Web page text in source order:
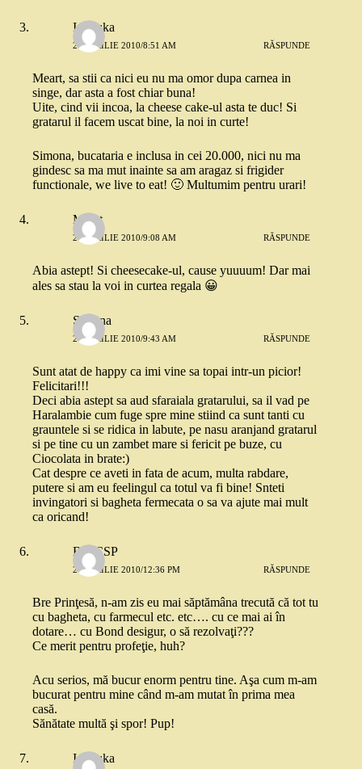
Ionouka
20 APRILIE 2010/8:51 AM RĂSPUNDE
Meart, sa stii ca nici eu nu ma omor dupa carnea in
singe, dar asta a fost chiar buna!
Uite, cind vii incoa, la cheese cake-ul asta te duc! Si
gratarul il facem uscat bine, la noi in curte!
Simona, bucataria e inclusa in cei 20.000, nici nu ma
gindesc sa ma mut inainte sa am aragaz si frigider
functionale, we live to eat! 🙂 Multumim pentru urari!
Merat
20 APRILIE 2010/9:08 AM RĂSPUNDE
Abia astept! Si cheesecake-ul, cause yuuuum! Dar mai
ales sa stau la voi in curtea regala 😀
Simona
20 APRILIE 2010/9:43 AM RĂSPUNDE
Sunt atat de happy ca imi vine sa topai intr-un picior!
Felicitari!!!
Deci abia astept sa aud sfaraiala gratarului, sa il vad pe
Haralambie cum fuge spre mine stiind ca sunt tanti cu
grauntele si se ridica in labute, pe nasu aranjand gratarul
si pe tine cu un zambet mare si fericit pe buze, cu
Ciocolata in brate:)
Cat despre ce aveti in fata de acum, multa rabdare,
putere si am eu feelingul ca totul va fi bine! Snteti
invingatori si bagheta fermecata o sa va ajute mai mult
ca oricand!
B85CSP
20 APRILIE 2010/12:36 PM RĂSPUNDE
Bre Prinţesă, n-am zis eu mai săptămâna trecută că tot tu
cu bagheta, cu farmecul etc. etc…. cu ce mai ai în
dotare… cu Bond desigur, o să rezolvaţi???
Ce merit pentru profeţie, huh?
Acu serios, mă bucur enorm pentru tine. Aşa cum m-am
bucurat pentru mine când m-am mutat în prima mea
casă.
Sănătate multă şi spor! Pup!
Ionouka